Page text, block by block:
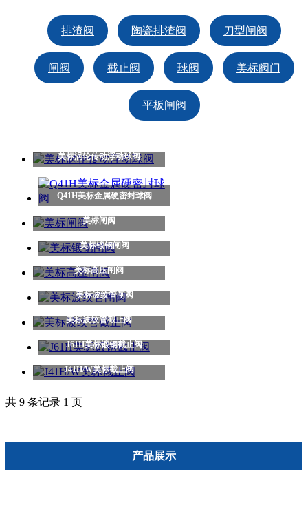
排渣阀 陶瓷排渣阀 刀型闸阀
闸阀 截止阀 球阀 美标阀门
平板闸阀
美标涡轮传动浮动球阀
Q41H美标金属硬密封球阀
美标闸阀
美标锻钢闸阀
美标高压闸阀
美标波纹管闸阀
美标波纹管截止阀
J61H美标锻钢截止阀
J41H/W美标截止阀
共 9 条记录 1 页
产品展示